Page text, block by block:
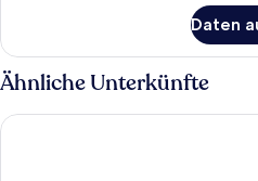
anzeigen
Villa
2
bedrooms
adults)
Daten
Ähnliche Unterkünfte
Barceló Corralejo Sands